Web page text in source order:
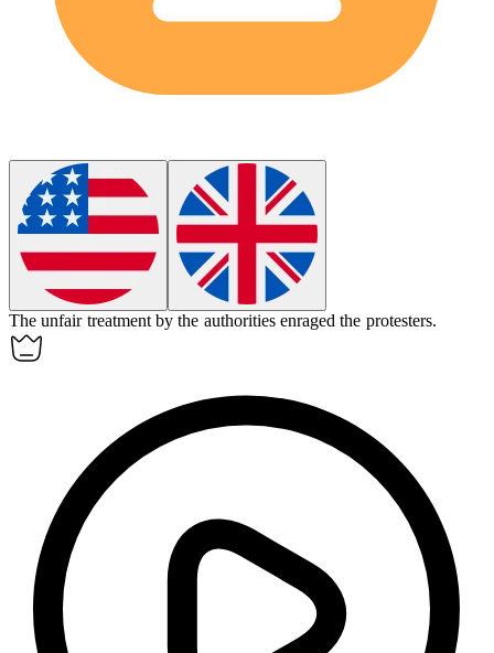
The unfair treatment by the authorities enraged the protesters.